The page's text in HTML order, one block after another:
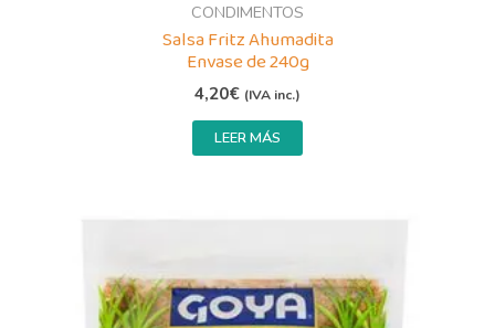
CONDIMENTOS
Salsa Fritz Ahumadita
Envase de 240g
4,20€ (IVA inc.)
LEER MÁS